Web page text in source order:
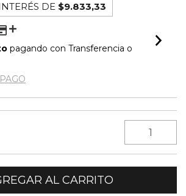
DE $9.833,33
pagando con Transferencia o